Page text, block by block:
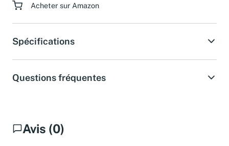
Acheter sur Amazon
Spécifications
Questions fréquentes
Avis (0)